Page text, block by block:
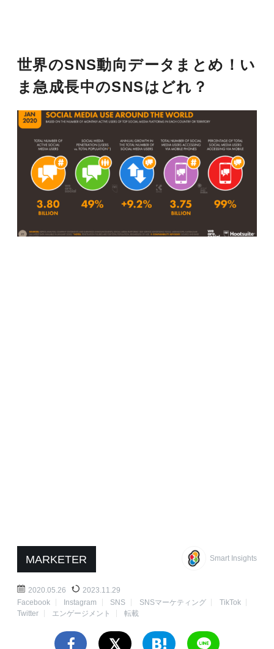
世界のSNS動向データまとめ！い
ま急成長中のSNSはどれ？
MARKETER Smart Insights
2020.05.26
2023.11.29
Facebook
Instagram SNS SNSマーケティング
TikTok
Twitter
エンゲージメント 転載